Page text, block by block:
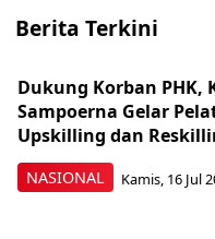
Berita Terkini
NASIONAL
Dukung Korban PHK,
Sampoerna Gelar
Upskilling dan
Kamis, 16 Jul